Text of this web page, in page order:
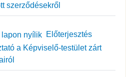
szerződésekről
Előterjesztés
a Képviselő-testület zárt